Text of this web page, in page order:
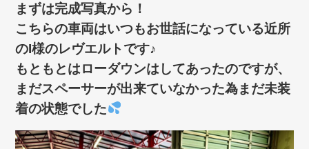
まずは完成写真から！
こちらの車両はいつもお世話になっている近所
のI様のレヴエルトです♪
もともとはローダウンはしてあったのですが、
まだスペーサーが出来ていなかった為まだ未装
着の状態でした